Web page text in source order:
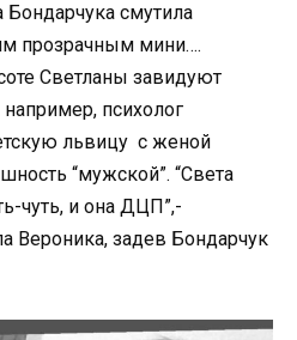
смутила
прозрачным мини….
Светланы завидуют
психолог
львицу с женой
“мужской”. “Света
чуть, и она ДЦП”,-
Вероника, задев Бондарчук